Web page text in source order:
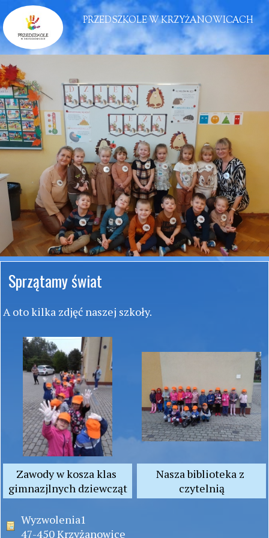
PRZEDSZKOLE W KRZYŻANOWICACH
Sprzątamy świat
A oto kilka zdjęć naszej szkoły.
Zawody w kosza klas
gimnazjlnych dziewcząt
Nasza biblioteka z
czytelnią
Wyzwolenia1
47-450 Krzyżanowice